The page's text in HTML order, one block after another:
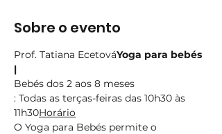
Sobre o evento
Prof. Tatiana EcetováYoga para bebés
|
Bebés dos 2 aos 8 meses
: Todas as terças-feiras das 10h30 às
11h30Horário
O Yoga para Bebés permite o